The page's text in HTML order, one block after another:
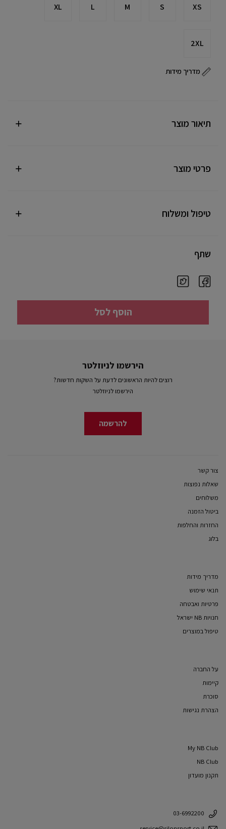
XS
S
M
L
XL
2XL
מדריך מידות
תיאור מוצר
פרטי מוצר
טיפול ומשלוח
שתף
הוסף לסל
הירשמו לניוזלטר
רוצים להיות הראשונים לדעת על השקות חדשות?
הירשמו לניוזלטר
להרשמה
צור קשר
שאלות נפוצות
משלוחים
ביטול הזמנה
החזרות והחלפות
בלוג
מדריך מידות
תנאי שימוש
פרטיות ואבטחה
חנויות NB ישראל
טיפול במוצרים
על החברה
קיימות
סוכרת
הצהרת נגישות
My NB Club
NB Club
תקנון מועדון
03-6992200